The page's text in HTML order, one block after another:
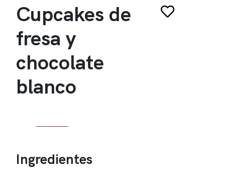
Cupcakes de
fresa y
chocolate
blanco
Ingredientes